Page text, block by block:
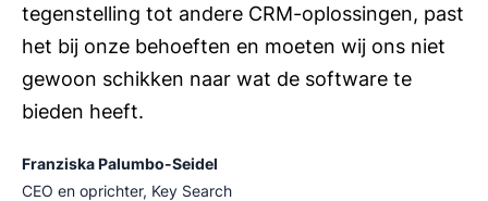
tegenstelling tot andere CRM-oplossingen, past
het bij onze behoeften en moeten wij ons niet
gewoon schikken naar wat de software te
bieden heeft.
Franziska Palumbo-Seidel
CEO en oprichter, Key Search